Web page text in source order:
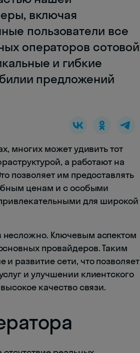
включая
пользователи все
операторов сотовой
и гибкие
предложений
многих может удивить тот
а работают на
позволяет им предоставлять
ценам и с особыми
для широкой
Ключевым аспектом
провайдеров. Таким
развитие сети, что позволяет
и улучшении клиентского
качество связи.